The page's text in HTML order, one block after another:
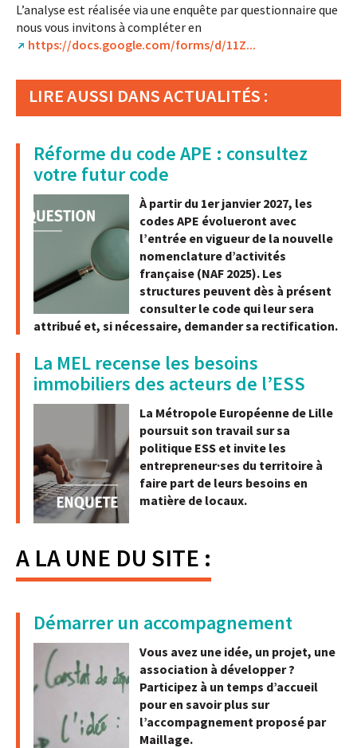
L’analyse est réalisée via une enquête par questionnaire que
nous vous invitons à compléter en
https://docs.google.com/forms/d/11Z...
LIRE AUSSI DANS ACTUALITÉS :
Réforme du code APE : consultez
votre futur code
À partir du 1er janvier 2027, les
codes APE évolueront avec
l’entrée en vigueur de la nouvelle
nomenclature d’activités
française (NAF 2025). Les
structures peuvent dès à présent
consulter le code qui leur sera
attribué et, si nécessaire, demander sa rectification.
La MEL recense les besoins
immobiliers des acteurs de l’ESS
La Métropole Européenne de Lille
poursuit son travail sur sa
politique ESS et invite les
entrepreneur·ses du territoire à
faire part de leurs besoins en
matière de locaux.
A LA UNE DU SITE :
Démarrer un accompagnement
Vous avez une idée, un projet, une
association à développer ?
Participez à un temps d’accueil
pour en savoir plus sur
l’accompagnement proposé par
Maillage.